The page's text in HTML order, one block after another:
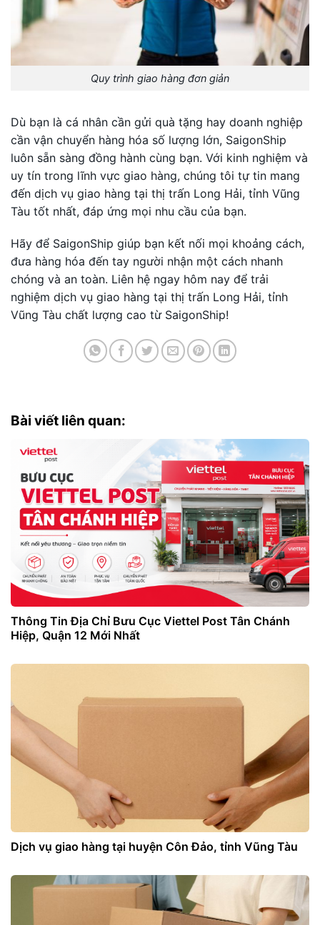
Quy trình giao hàng đơn giản
Dù bạn là cá nhân cần gửi quà tặng hay doanh nghiệp
cần vận chuyển hàng hóa số lượng lớn, SaigonShip
luôn sẵn sàng đồng hành cùng bạn. Với kinh nghiệm và
uy tín trong lĩnh vực giao hàng, chúng tôi tự tin mang
đến dịch vụ giao hàng tại thị trấn Long Hải, tỉnh Vũng
Tàu tốt nhất, đáp ứng mọi nhu cầu của bạn.
Hãy để SaigonShip giúp bạn kết nối mọi khoảng cách,
đưa hàng hóa đến tay người nhận một cách nhanh
chóng và an toàn. Liên hệ ngay hôm nay để trải
nghiệm dịch vụ giao hàng tại thị trấn Long Hải, tỉnh
Vũng Tàu chất lượng cao từ SaigonShip!
Bài viết liên quan:
Thông Tin Địa Chỉ Bưu Cục Viettel Post Tân Chánh
Hiệp, Quận 12 Mới Nhất
Dịch vụ giao hàng tại huyện Côn Đảo, tỉnh Vũng Tàu